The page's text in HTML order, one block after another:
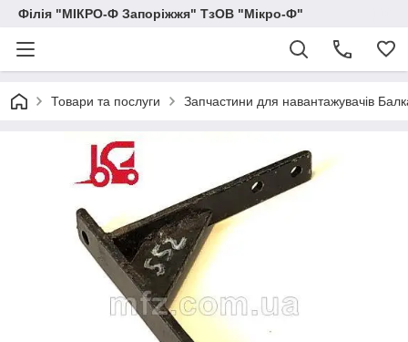
Філія "МІКРО-Ф Запоріжжя" ТзОВ "Мікро-Ф"
Товари та послуги Запчастини для навантажувачів